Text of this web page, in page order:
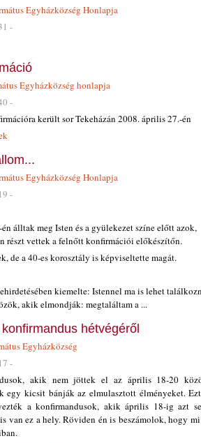
Egyházközség Honlapja
-
Egyházközség honlapja
-
került sor Tekeházán 2008. április 27.-én
Egyházközség Honlapja
-
álltak meg Isten és a gyülekezet színe előtt azok,
részt vettek a felnőtt konfirmációi előkészítőn.
de a 40-es korosztály is képviseltette magát.
kiemelte: Istennel ma is lehet
akik elmondják: megtaláltam a ...
hétvégéről
Egyházközség
-
akik nem jöttek el az április 18-20
egy kicsit bánják az elmulasztott élményeket.
a konfirmandusok, akik április 18-ig azt
van ez a hely. Röviden én is beszámolok, hogy